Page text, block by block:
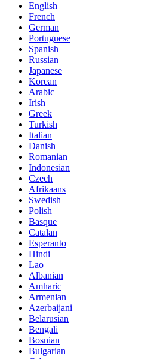
English
French
German
Portuguese
Spanish
Russian
Japanese
Korean
Arabic
Irish
Greek
Turkish
Italian
Danish
Romanian
Indonesian
Czech
Afrikaans
Swedish
Polish
Basque
Catalan
Esperanto
Hindi
Lao
Albanian
Amharic
Armenian
Azerbaijani
Belarusian
Bengali
Bosnian
Bulgarian